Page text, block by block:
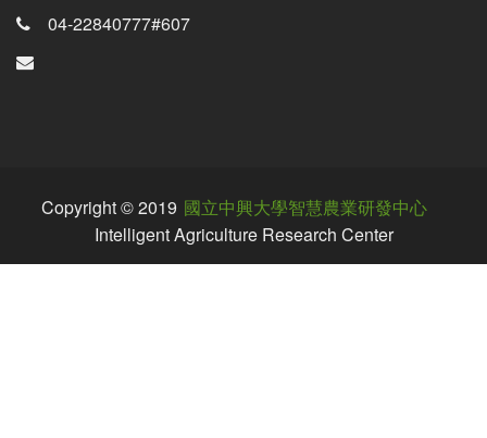
04-22840777#607
Copyright © 2019 國立中興大學智慧農業研發中心
Intelligent Agriculture Research Center